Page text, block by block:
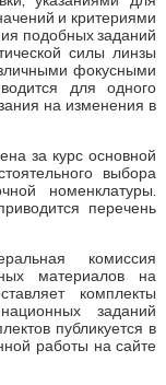
и критериями
подобных заданий
силы линзы
фокусными
для одного
на изменения в
за курс основной
выбора
номенклатуры.
перечень
комиссия
материалов на
комплекты
заданий
публикуется в
работы на сайте